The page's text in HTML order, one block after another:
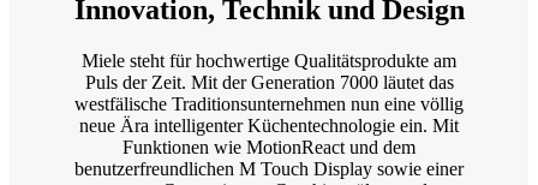
Innovation, Technik und Design
Miele steht für hochwertige Qualitätsprodukte am
Puls der Zeit. Mit der Generation 7000 läutet das
westfälische Traditionsunternehmen nun eine völlig
neue Ära intelligenter Küchentechnologie ein. Mit
Funktionen wie MotionReact und dem
benutzerfreundlichen M Touch Display sowie einer